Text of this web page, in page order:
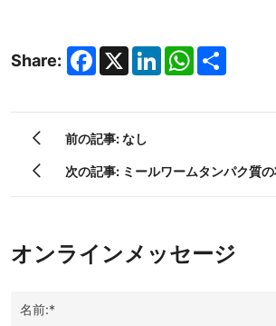
Share: Facebook
X LinkedInWhatsApp
前の記事: なし
次の記事: ミールワームタンパク質
性。
オンラインメッセージ
名前:*